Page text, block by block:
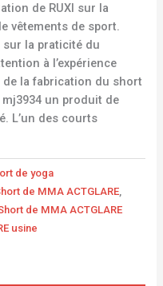
de RUXI sur la
vêtements de sport.
sur la praticité du
à l’expérience
la fabrication du short
mj3934 un produit de
L’un des courts
de yoga
de MMA ACTGLARE,
de MMA ACTGLARE
usine